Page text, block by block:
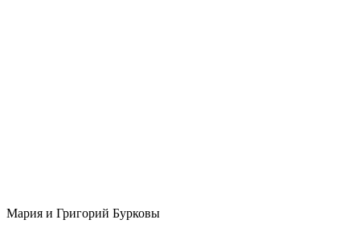
Мария и Григорий Бурковы